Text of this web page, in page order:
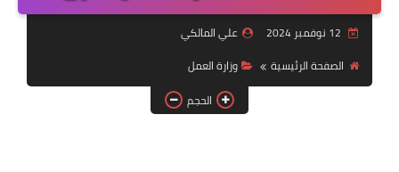
التقنية
سلف وقروض
وزارة العمل
علي المالكي
الصفحة الرئيسية
وزارة العمل
الحجم